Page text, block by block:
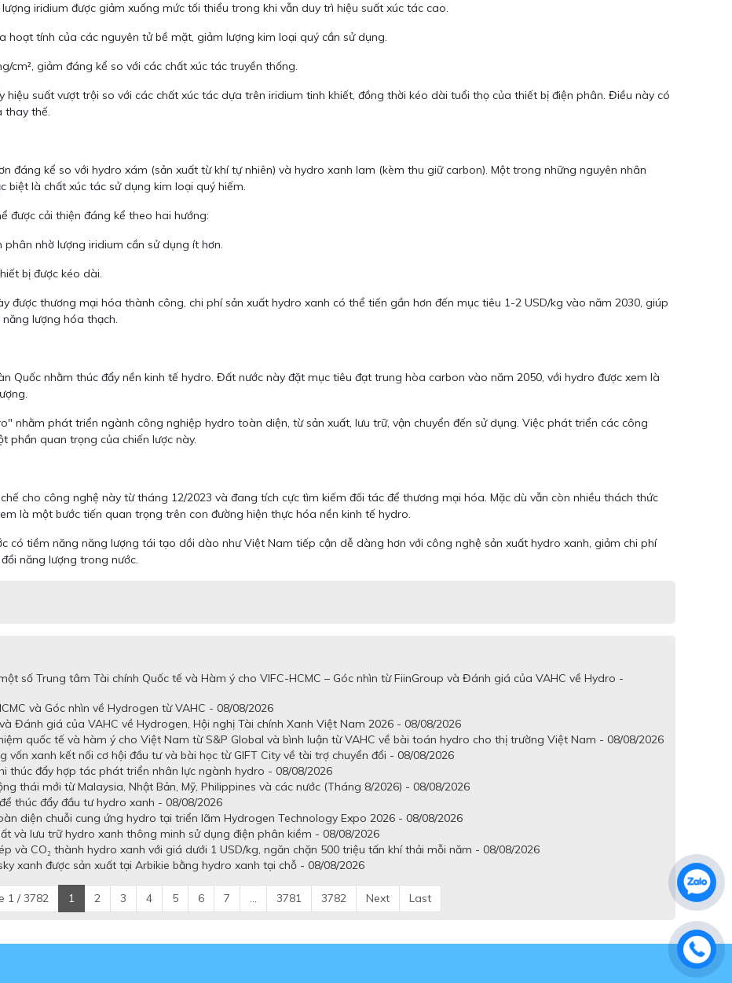
iridium được giảm xuống mức tối thiểu trong khi vẫn duy trì hiệu suất xúc tác cao.
hoạt tính của các nguyên tử bề mặt, giảm lượng kim loại quý cần sử dụng.
cm², giảm đáng kể so với các chất xúc tác truyền thống.
suất vượt trội so với các chất xúc tác dựa trên iridium tinh khiết, đồng thời kéo dài tuổi thọ của thiết bị điện phân. Điều này có
thay thế.
đáng kể so với hydro xám (sản xuất từ khí tự nhiên) và hydro xanh lam (kèm thu giữ carbon). Một trong những nguyên nhân
biệt là chất xúc tác sử dụng kim loại quý hiếm.
được cải thiện đáng kể theo hai hướng:
nhờ lượng iridium cần sử dụng ít hơn.
bị được kéo dài.
được thương mại hóa thành công, chi phí sản xuất hydro xanh có thể tiến gần hơn đến mục tiêu 1-2 USD/kg vào năm 2030, giúp
lượng hóa thạch.
Quốc nhằm thúc đẩy nền kinh tế hydro. Đất nước này đặt mục tiêu đạt trung hòa carbon vào năm 2050, với hydro được xem là
nhằm phát triển ngành công nghiệp hydro toàn diện, từ sản xuất, lưu trữ, vận chuyển đến sử dụng. Việc phát triển các công
phần quan trọng của chiến lược này.
cho công nghệ này từ tháng 12/2023 và đang tích cực tìm kiếm đối tác để thương mại hóa. Mặc dù vẫn còn nhiều thách thức
là một bước tiến quan trọng trên con đường hiện thực hóa nền kinh tế hydro.
có tiềm năng năng lượng tái tạo dồi dào như Việt Nam tiếp cận dễ dàng hơn với công nghệ sản xuất hydro xanh, giảm chi phí
năng lượng trong nước.
số Trung tâm Tài chính Quốc tế và Hàm ý cho VIFC-HCMC – Góc nhìn từ FiinGroup và Đánh giá của VAHC về Hydro -
và Góc nhìn về Hydrogen từ VAHC - 08/08/2026
Đánh giá của VAHC về Hydrogen, Hội nghị Tài chính Xanh Việt Nam 2026 - 08/08/2026
quốc tế và hàm ý cho Việt Nam từ S&P Global và bình luận từ VAHC về bài toán hydro cho thị trường Việt Nam - 08/08/2026
vốn xanh kết nối cơ hội đầu tư và bài học từ GIFT City về tài trợ chuyển đổi - 08/08/2026
thúc đẩy hợp tác phát triển nhân lực ngành hydro - 08/08/2026
thái mới từ Malaysia, Nhật Bản, Mỹ, Philippines và các nước (Tháng 8/2026) - 08/08/2026
thúc đẩy đầu tư hydro xanh - 08/08/2026
diện chuỗi cung ứng hydro tại triển lãm Hydrogen Technology Expo 2026 - 08/08/2026
và lưu trữ hydro xanh thông minh sử dụng điện phân kiềm - 08/08/2026
và CO₂ thành hydro xanh với giá dưới 1 USD/kg, ngăn chặn 500 triệu tấn khí thải mỗi năm - 08/08/2026
xanh được sản xuất tại Arbikie bằng hydro xanh tại chỗ - 08/08/2026
1 / 3782 1 2 3 4 5 6 7 ... 3781 3782 Next Last